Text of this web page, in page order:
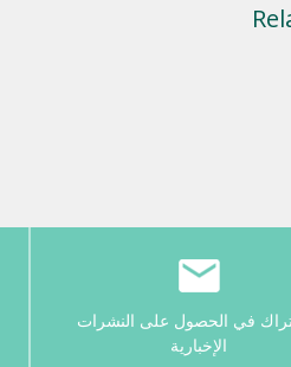
في الحصول على النشرات
الإخبارية